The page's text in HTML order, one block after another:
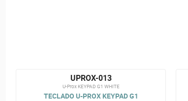
UPROX-013
U-Prox KEYPAD G1 WHITE
TECLADO U-PROX KEYPAD G1